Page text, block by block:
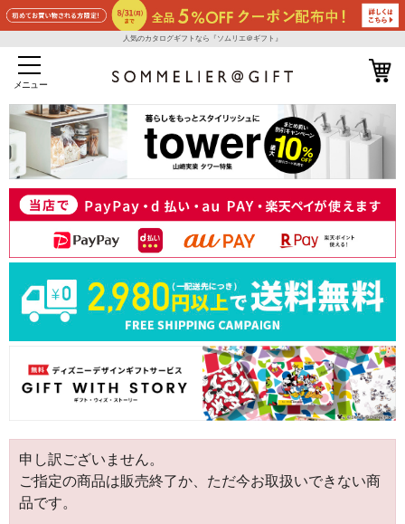
人気のカタログギフトなら『ソムリエ＠ギフト』
メニュー
申し訳ございません。
ご指定の商品は販売終了か、ただ今お取扱いできない商
品です。